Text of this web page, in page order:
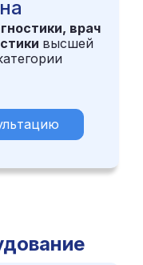
врач
высшей